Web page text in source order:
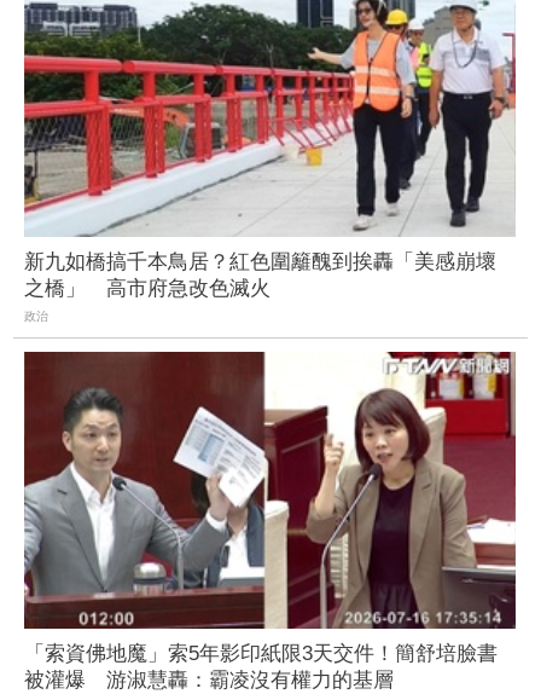
新九如橋搞千本鳥居？紅色圍籬醜到挨轟「美感崩壞
之橋」 高市府急改色滅火
政治
「索資佛地魔」索5年影印紙限3天交件！簡舒培臉書
被灌爆 游淑慧轟：霸凌沒有權力的基層